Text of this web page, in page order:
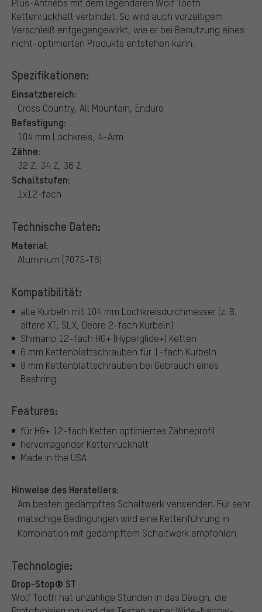
Kettenrückhalt verbindet. So wird auch vorzeitigem
Verschleiß entgegengewirkt, wie er bei Benutzung eines
nicht-optimierten Produkts entstehen kann.
Spezifikationen:
Einsatzbereich:
Cross Country, All Mountain, Enduro
Befestigung:
104 mm Lochkreis, 4-Arm
Zähne:
32 Z, 34 Z, 36 Z
Schaltstufen:
1x12-fach
Technische Daten:
Material:
Aluminium (7075-T6)
Kompatibilität:
alle Kurbeln mit 104 mm Lochkreisdurchmesser (z. B.
ältere XT, SLX, Deore 2-fach Kurbeln)
Shimano 12-fach HG+ (Hyperglide+) Ketten
6 mm Kettenblattschrauben für 1-fach Kurbeln
8 mm Kettenblattschrauben bei Gebrauch eines
Bashring
Features:
für HG+ 12-fach Ketten optimiertes Zähneprofil
hervorragender Kettenrückhalt
Made in the USA
Hinweise des Herstellers:
Am besten gedämpftes Schaltwerk verwenden. Für sehr
matschige Bedingungen wird eine Kettenführung in
Kombination mit gedämpftem Schaltwerk empfohlen.
Technologie:
Drop-Stop® ST
Wolf Tooth hat unzählige Stunden in das Design, die